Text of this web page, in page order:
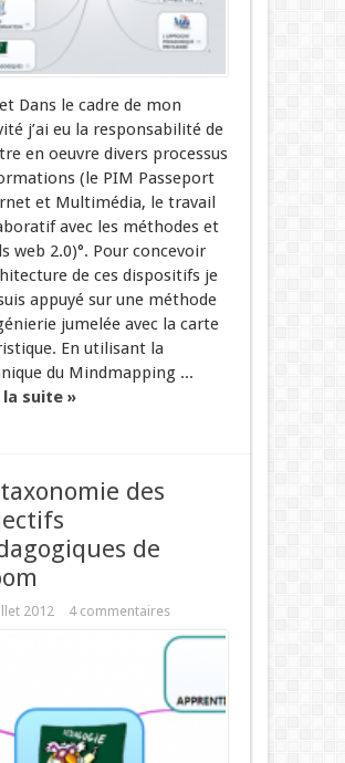
Dans le cadre de mon
j’ai eu la responsabilité de
en oeuvre divers processus
(le PIM Passeport
et Multimédia, le travail
avec les méthodes et
web 2.0)°. Pour concevoir
de ces dispositifs je
appuyé sur une méthode
jumelée avec la carte
En utilisant la
du Mindmapping ...
la suite »
des
de
2012 4 commentaires